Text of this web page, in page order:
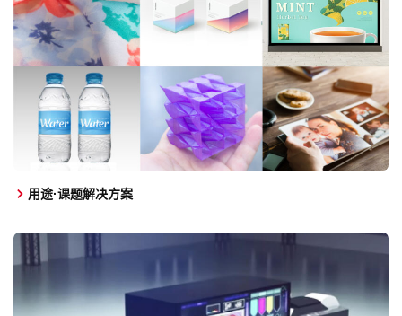
用途·课题解决方案